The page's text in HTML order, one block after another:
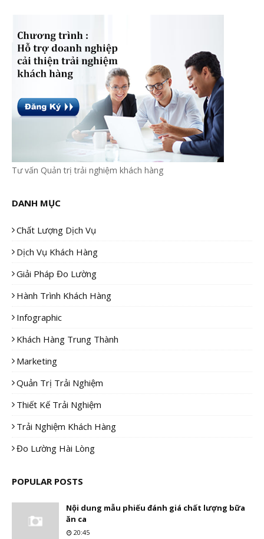
Tư vấn Quản trị trải nghiệm khách hàng
DANH MỤC
Chất Lượng Dịch Vụ
Dịch Vụ Khách Hàng
Giải Pháp Đo Lường
Hành Trình Khách Hàng
Infographic
Khách Hàng Trung Thành
Marketing
Quản Trị Trải Nghiệm
Thiết Kế Trải Nghiệm
Trải Nghiệm Khách Hàng
Đo Lường Hài Lòng
POPULAR POSTS
Nội dung mẫu phiếu đánh giá chất lượng bữa
ăn ca
20:45